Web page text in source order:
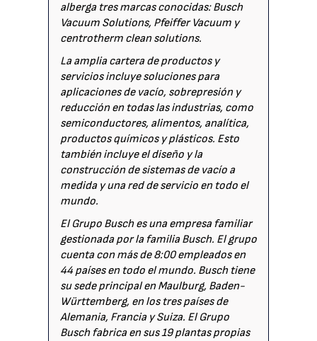
alberga tres marcas conocidas: Busch
Vacuum Solutions, Pfeiffer Vacuum y
centrotherm clean solutions.
La amplia cartera de productos y
servicios incluye soluciones para
aplicaciones de vacío, sobrepresión y
reducción en todas las industrias, como
semiconductores, alimentos, analítica,
productos químicos y plásticos. Esto
también incluye el diseño y la
construcción de sistemas de vacío a
medida y una red de servicio en todo el
mundo.
El Grupo Busch es una empresa familiar
gestionada por la familia Busch. El grupo
cuenta con más de 8:00 empleados en
44 países en todo el mundo. Busch tiene
su sede principal en Maulburg, Baden-
Württemberg, en los tres países de
Alemania, Francia y Suiza. El Grupo
Busch fabrica en sus 19 plantas propias